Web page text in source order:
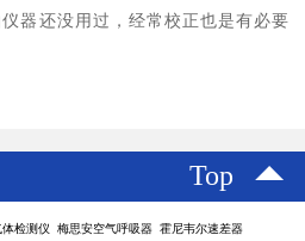
器还没用过，经常校正也是有必要
Top
检测仪 梅思安空气呼吸器 霍尼韦尔速差器